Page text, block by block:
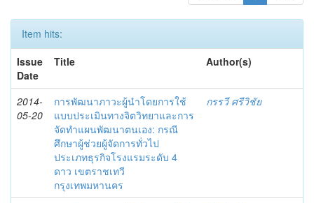
Item hits:
Issue
Date
Title Author(s)
2014-
05-20
การพัฒนาภาวะผู้นำโดยการใช้
แบบประเมินทางจิตวิทยาและการ
จัดทำแผนพัฒนาตนเอง: กรณี
ศึกษาผู้ช่วยผู้จัดการทั่วไป
ประเภทธุรกิจโรงแรมระดับ 4
ดาว เขตราชเทวี
กรุงเทพมหานคร
กรรวี ศรีวิชัย